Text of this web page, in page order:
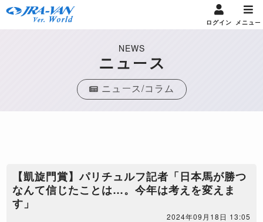
ログイン メニュー
NEWS
ニュース
ニュース/コラム
【凱旋門賞】パリチュルフ記者「日本馬が勝つ
なんて信じたことは…。今年は考えを変えま
す」
2024年09月18日 13:05